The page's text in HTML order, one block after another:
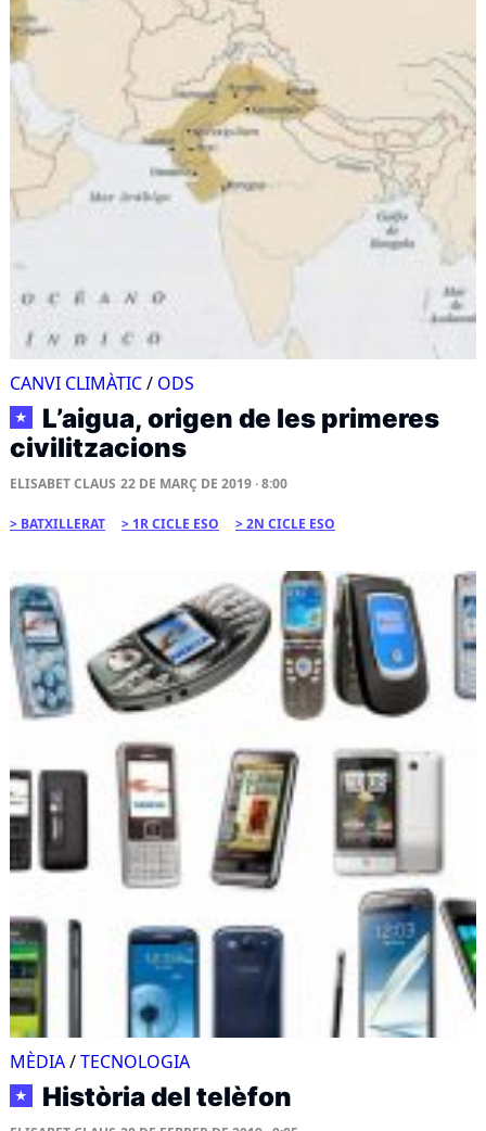
CANVI CLIMÀTIC/ ODS
★
L’aigua, origen de les primeres
civilitzacions
ELISABET CLAUS 22 DE MARÇ DE 2019 · 8:00
BATXILLERAT 1R CICLE ESO 2N CICLE ESO
MÈDIA/TECNOLOGIA
★ Història del telèfon